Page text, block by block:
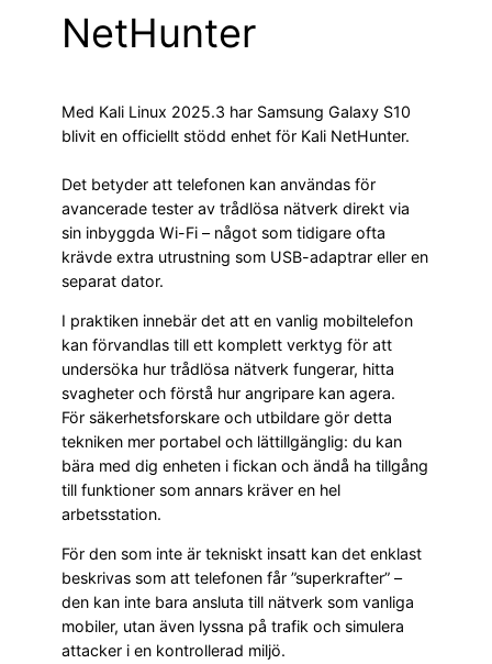
NetHunter
Med Kali Linux 2025.3 har Samsung Galaxy S10
blivit en officiellt stödd enhet för Kali NetHunter.
Det betyder att telefonen kan användas för
avancerade tester av trådlösa nätverk direkt via
sin inbyggda Wi-Fi – något som tidigare ofta
krävde extra utrustning som USB-adaptrar eller en
separat dator.
I praktiken innebär det att en vanlig mobiltelefon
kan förvandlas till ett komplett verktyg för att
undersöka hur trådlösa nätverk fungerar, hitta
svagheter och förstå hur angripare kan agera.
För säkerhetsforskare och utbildare gör detta
tekniken mer portabel och lättillgänglig: du kan
bära med dig enheten i fickan och ändå ha tillgång
till funktioner som annars kräver en hel
arbetsstation.
För den som inte är tekniskt insatt kan det enklast
beskrivas som att telefonen får ”superkrafter” –
den kan inte bara ansluta till nätverk som vanliga
mobiler, utan även lyssna på trafik och simulera
attacker i en kontrollerad miljö.